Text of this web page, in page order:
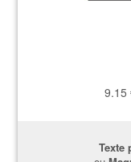
9.15
Texte